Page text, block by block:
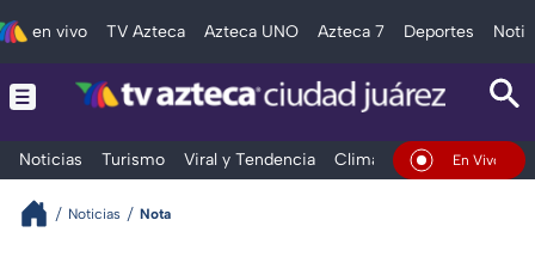
en vivo TV Azteca Azteca UNO Azteca 7 Deportes
Noticias Turismo Viral y Tendencia Clima Deportes
En Vivo
Noticias Nota